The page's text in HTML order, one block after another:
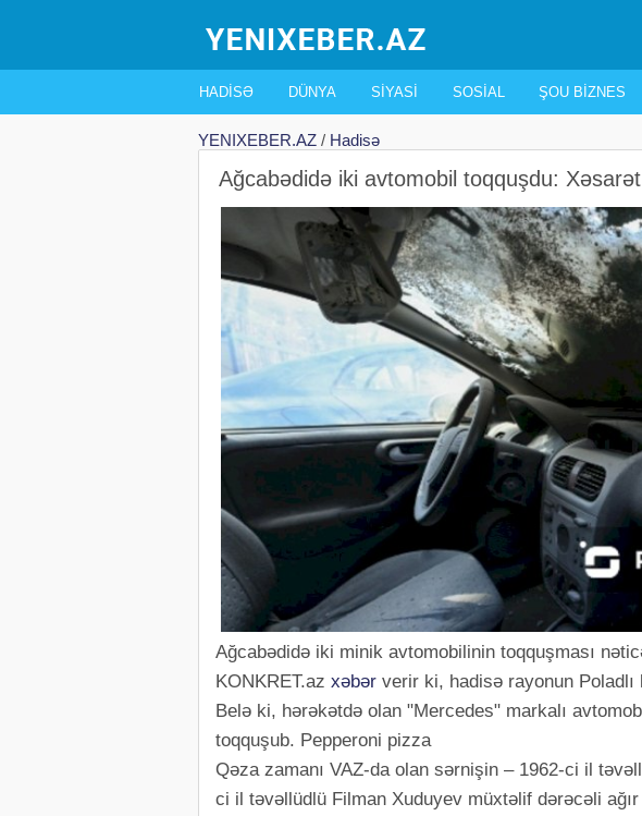
HADISƏ DÜNYA SIYASI SOSIAL ŞOU BIZNES
YENIXEBER.AZ / Hadisə
Ağcabədidə iki avtomobil toqquşdu:
Ağcabədidə iki minik avtomobilinin toqquşması
KONKRET.az xəbər verir ki, hadisə rayonun
Belə ki, hərəkətdə olan "Mercedes" markalı
toqquşub. Pepperoni pizza
Qəza zamanı VAZ-da olan sərnişin – 1962-ci il
ci il təvəllüdlü Filman Xuduyev müxtəlif dərəcəli